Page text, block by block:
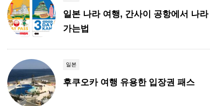
일본 나라 여행, 간사이 공항에서 나라
가는법
일본
후쿠오카 여행 유용한 입장권 패스